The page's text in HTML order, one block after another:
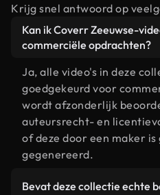
Krijg snel antwoord op
Kan ik Coverr Zeeuwse-
commerciële opdrachten?
Ja, alle video's in deze
goedgekeurd voor
wordt afzonderlijk
auteursrecht- en
of deze door een maker
gegenereerd.
Bevat deze collectie echte